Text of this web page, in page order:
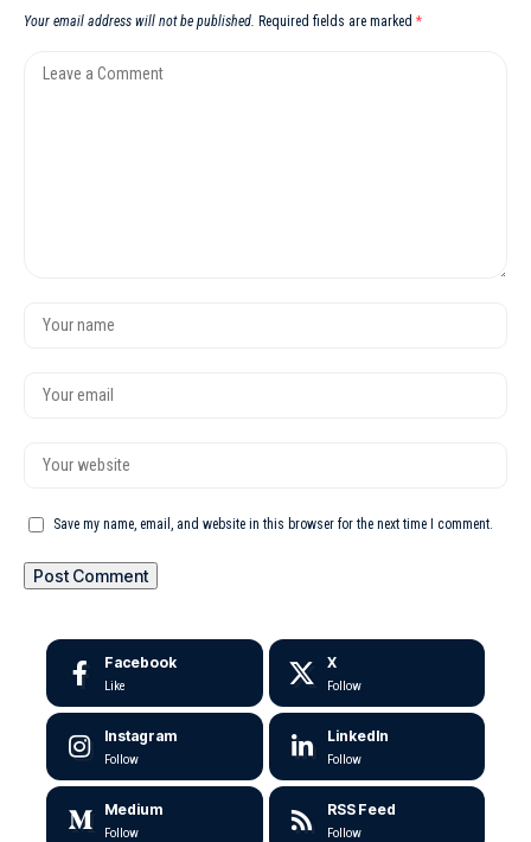
Your email address will not be published. Required fields are marked *
Save my name, email, and website in this browser for the next time I comment.
Facebook
Like
X
Follow
Instagram
Follow
LinkedIn
Follow
Medium
Follow
RSS Feed
Follow